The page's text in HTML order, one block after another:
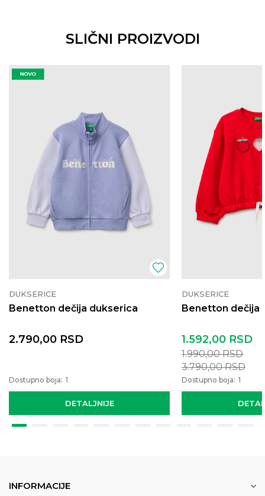
SLIČNI PROIZVODI
DUKSERICE
Benetton dečija dukserica
DETALJNIJE
2.790,00 RSD
Dostupno boja: 1
DUKSERICE
Benetton dečija
1.592,00 RSD
1.990,00RSD
3.790,00RSD
Dostupno boja: 1
INFORMACIJE